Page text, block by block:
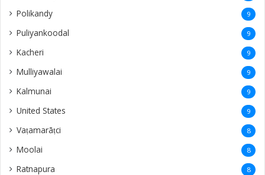
Polikandy 9
Puliyankoodal 9
Kacheri 9
Mulliyawalai 9
Kalmunai 9
United States 9
Vaṭamarāṭci 8
Moolai 8
Ratnapura 8